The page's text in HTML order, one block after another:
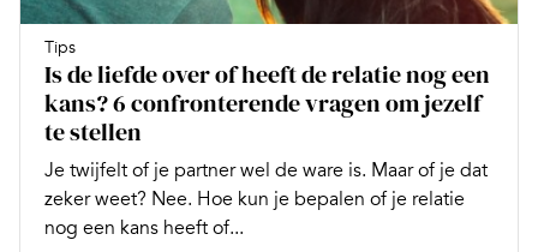
Tips
Is de liefde over of heeft de relatie nog een
kans? 6 confronterende vragen om jezelf
te stellen
Je twijfelt of je partner wel de ware is. Maar of je dat
zeker weet? Nee. Hoe kun je bepalen of je relatie
nog een kans heeft of...